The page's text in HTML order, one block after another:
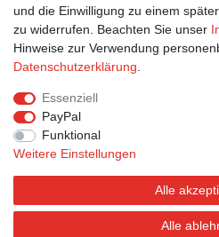
Bestellung widerrufen
und die Einwilligung zu einem
zu widerrufen. Beachten Sie unser
Hinweise zur Verwendung
Daten­schutz­erklärung
Essenziell
PayPal
Funktional
Weitere Einstellungen
Alle
Alle